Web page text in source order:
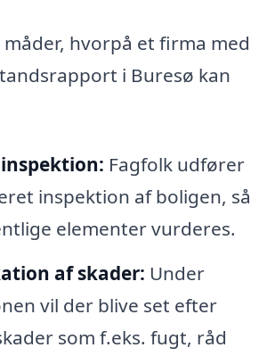
hvorpå et firma med
i Buresø kan
Fagfolk udfører
inspektion af boligen, så
elementer vurderes.
af skader: Under
vil der blive set efter
som f.eks. fugt, råd